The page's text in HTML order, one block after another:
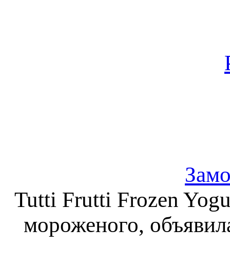
Tutti Frutti Frozen
мороженого,